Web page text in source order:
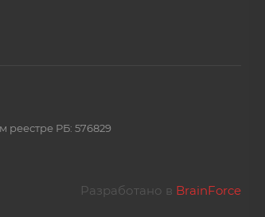
реестре РБ: 576829
Разработано в BrainForce